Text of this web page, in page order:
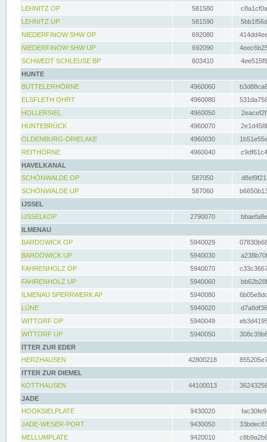
LEHNITZ OP
581580
LEHNITZ UP
581590
NIEDERFINOW SHW OP
692080
NIEDERFINOW SHW UP
692090
SCHWEDT SCHLEUSE BP
603410
HUNTE
BUTTELERHÖRNE
4960060
ELSFLETH OHRT
4960080
HOLLERSIEL
4960050
HUNTEBRÜCK
4960070
OLDENBURG-DRIELAKE
4960030
REITHÖRNE
4960040
HAVELKANAL
SCHÖNWALDE OP
587050
SCHÖNWALDE UP
587060
IJSSEL
IJSSELKOP
2790070
ILMENAU
BARDOWICK OP
5940029
BARDOWICK UP
5940030
FAHRENHOLZ OP
5940070
FAHRENHOLZ UP
5940060
ILMENAU SPERRWERK AP
5940080
LÜNE
5940020
WITTORF OP
5940049
WITTORF UP
5940050
ITTER ZUR EDER
HERZHAUSEN
42800218
ITTER ZUR DIEMEL
KOTTHAUSEN
44100013
JADE
HOOKSIELPLATE
9430020
JADE-WESER-PORT
9430050
MELLUMPLATE
9420010